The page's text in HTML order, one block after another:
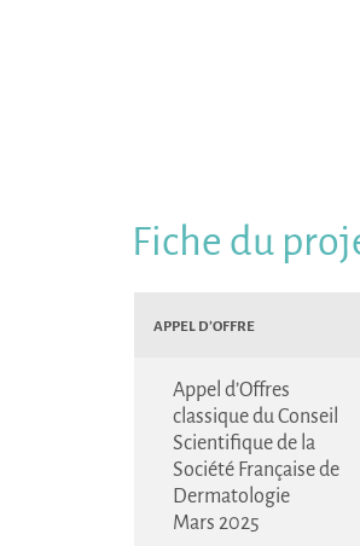
Fiche du
Appel d’Offre
Appel d’Offres
classique du Conseil
Scientifique de la
Société Française de
Dermatologie
Mars 2025